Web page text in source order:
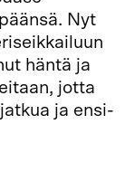
Nyt
häntä ja
jotta
ja ensi-